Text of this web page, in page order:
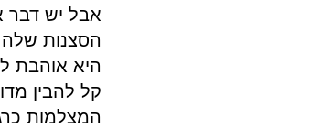
אבל יש דבר
הסצנות
היא אוהבת
קל להבין
המצלמות